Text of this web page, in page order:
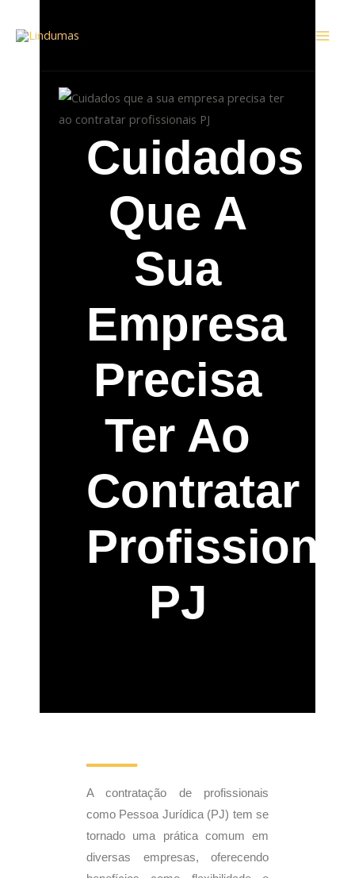
para
Cuidados
Que A
Sua
Empresa
Precisa
Ter Ao
Contratar
PJ
A contratação de profissionais
como Pessoa Jurídica (PJ) tem se
tornado uma prática comum em
diversas empresas, oferecendo